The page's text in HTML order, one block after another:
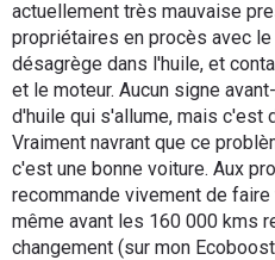
actuellement très mauvaise
propriétaires en procès avec
désagrège dans l'huile, et
et le moteur. Aucun signe
d'huile qui s'allume, mais c'est
Vraiment navrant que ce
c'est une bonne voiture. Aux
recommande vivement de
même avant les 160 000 kms
changement (sur mon